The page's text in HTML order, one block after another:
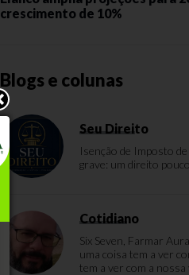
crescimento de 10%
Blogs e colunas
Seu Direito
Isenção de Imposto
grave: um direito
Cotidiano
Six Seven, Farmar
uma coisa tem a ver
tem a ver com a nossa